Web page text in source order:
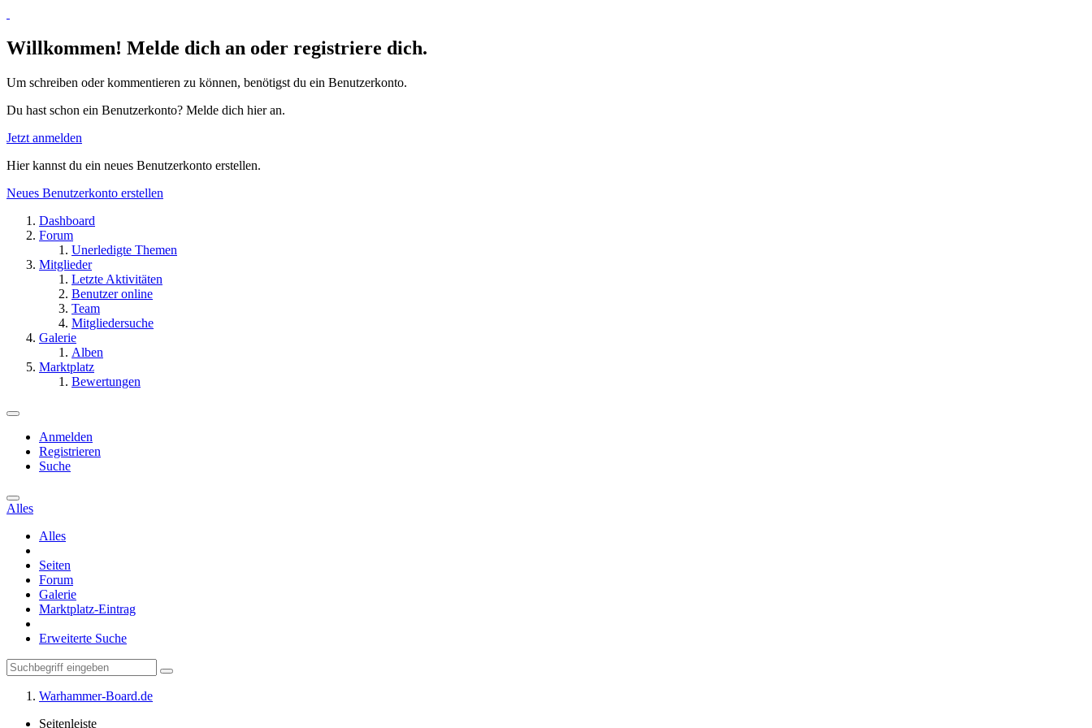
Willkommen! Melde dich an oder registriere dich.
Um schreiben oder kommentieren zu können, benötigst du ein Benutzerkonto.
Du hast schon ein Benutzerkonto? Melde dich hier an.
Jetzt anmelden
Hier kannst du ein neues Benutzerkonto erstellen.
Neues Benutzerkonto erstellen
Dashboard
Forum
Unerledigte Themen
Mitglieder
Letzte Aktivitäten
Benutzer online
Team
Mitgliedersuche
Galerie
Alben
Marktplatz
Bewertungen
Anmelden
Registrieren
Suche
Alles
Alles
Seiten
Forum
Galerie
Marktplatz-Eintrag
Erweiterte Suche
Warhammer-Board.de
Seitenleiste